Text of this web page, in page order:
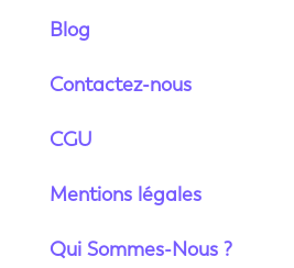
Blog
Contactez-nous
CGU
Mentions légales
Qui Sommes-Nous ?